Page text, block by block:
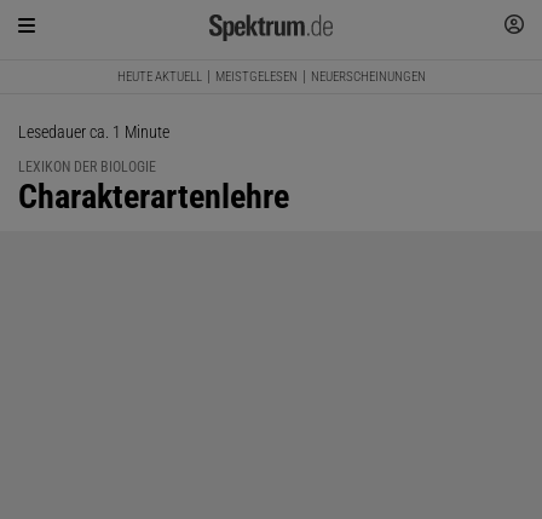
HEUTE AKTUELL MEISTGELESEN NEUERSCHEINUNGEN
Lesedauer ca. 1 Minute
LEXIKON DER BIOLOGIE
:
Charakterartenlehre